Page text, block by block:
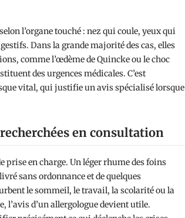
l’organe touché : nez qui coule, yeux qui
Dans la grande majorité des cas, elles
comme l’œdème de Quincke ou le choc
des urgences médicales. C’est
vital, qui justifie un avis spécialisé lorsque
en consultation
prise en charge. Un léger rhume des foins
sans ordonnance et de quelques
le sommeil, le travail, la scolarité ou la
l’avis d’un allergologue devient utile.